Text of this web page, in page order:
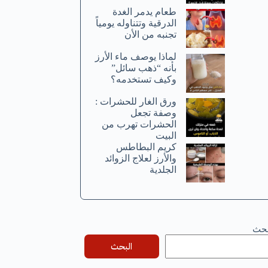
طعام يدمر الغدة
الدرقية وتتناوله يومياً
تجنبه من الأن
لماذا يوصف ماء الأرز
بأنه “ذهب سائل”
وكيف تستخدمه؟
ورق الغار للحشرات :
وصفة تجعل
الحشرات تهرب من
البيت
كريم البطاطس
والأرز لعلاج الزوائد
الجلدية
البحث